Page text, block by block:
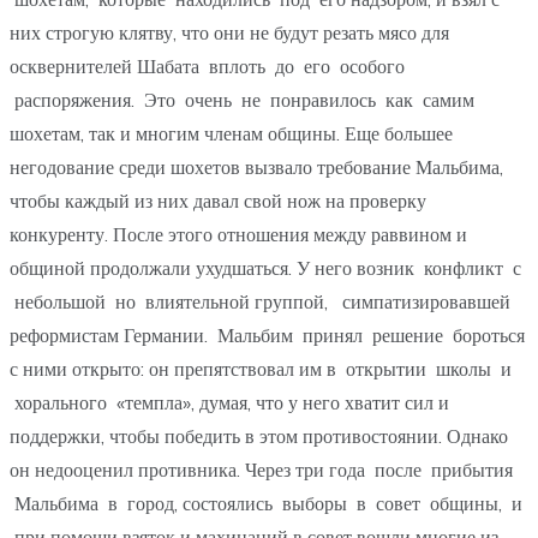
них строгую клятву, что они не будут резать мясо для
осквернителей Шабата вплоть до его особого
распоряжения. Это очень не понравилось как самим
шохетам, так и многим членам общины. Еще большее
негодование среди шохетов вызвало требование Мальбима,
чтобы каждый из них давал свой нож на проверку
конкуренту. После этого отношения между раввином и
общиной продолжали ухудшаться. У него возник конфликт с
небольшой но влиятельной группой, симпатизировавшей
реформистам Германии. Мальбим принял решение бороться
с ними открыто: он препятствовал им в открытии школы и
хорального «темпла», думая, что у него хватит сил и
поддержки, чтобы победить в этом противостоянии. Однако
он недооценил противника. Через три года после прибытия
Мальбима в город, состоялись выборы в совет общины, и